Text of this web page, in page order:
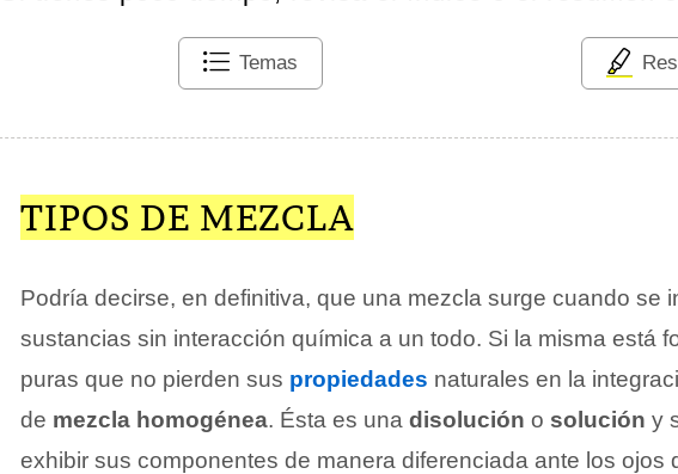
Temas
TIPOS DE MEZCLA
Podría decirse, en definitiva, que una mezcla surge cuando se
sustancias sin interacción química a un todo. Si la misma está
puras que no pierden sus propiedades naturales en la
de mezcla homogénea. Ésta es una disolución o solución y
exhibir sus componentes de manera diferenciada ante los ojos